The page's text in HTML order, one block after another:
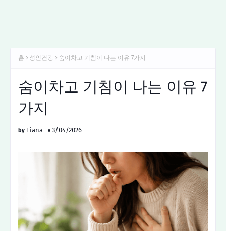
홈 성인건강 숨이차고 기침이 나는 이유 7가지
숨이차고 기침이 나는 이유 7
가지
Tiana 3/04/2026